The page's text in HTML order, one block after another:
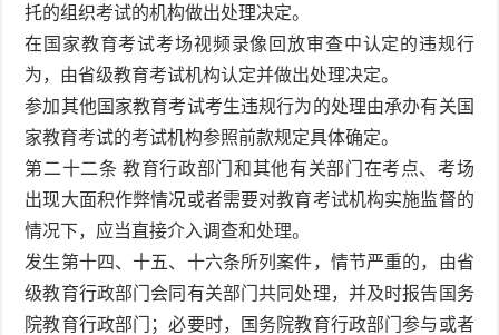
托的组织考试的机构做出处理决定。
在国家教育考试考场视频录像回放审查中认定的违规行
为，由省级教育考试机构认定并做出处理决定。
参加其他国家教育考试考生违规行为的处理由承办有关国
家教育考试的考试机构参照前款规定具体确定。
第二十二条 教育行政部门和其他有关部门在考点、考场
出现大面积作弊情况或者需要对教育考试机构实施监督的
情况下，应当直接介入调查和处理。
发生第十四、十五、十六条所列案件，情节严重的，由省
级教育行政部门会同有关部门共同处理，并及时报告国务
院教育行政部门；必要时，国务院教育行政部门参与或者